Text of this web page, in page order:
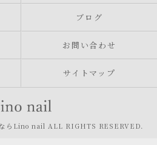
ブログ
お問い合わせ
サイトマップ
らLino nail ALL RIGHTS RESERVED.